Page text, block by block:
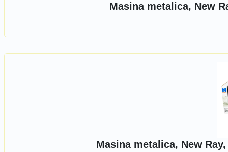
Masina metalica, New
Masina metalica, New